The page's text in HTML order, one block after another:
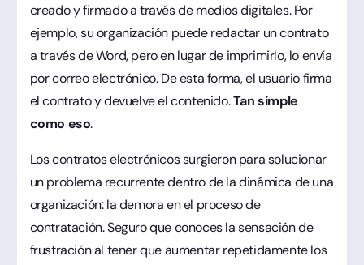
creado y firmado a través de medios digitales. Por
ejemplo, su organización puede redactar un contrato
a través de Word, pero en lugar de imprimirlo, lo envía
por correo electrónico. De esta forma, el usuario firma
el contrato y devuelve el contenido.Tan simple
como eso.
Los contratos electrónicos surgieron para solucionar
un problema recurrente dentro de la dinámica de una
organización: la demora en el proceso de
contratación. Seguro que conoces la sensación de
frustración al tener que aumentar repetidamente los